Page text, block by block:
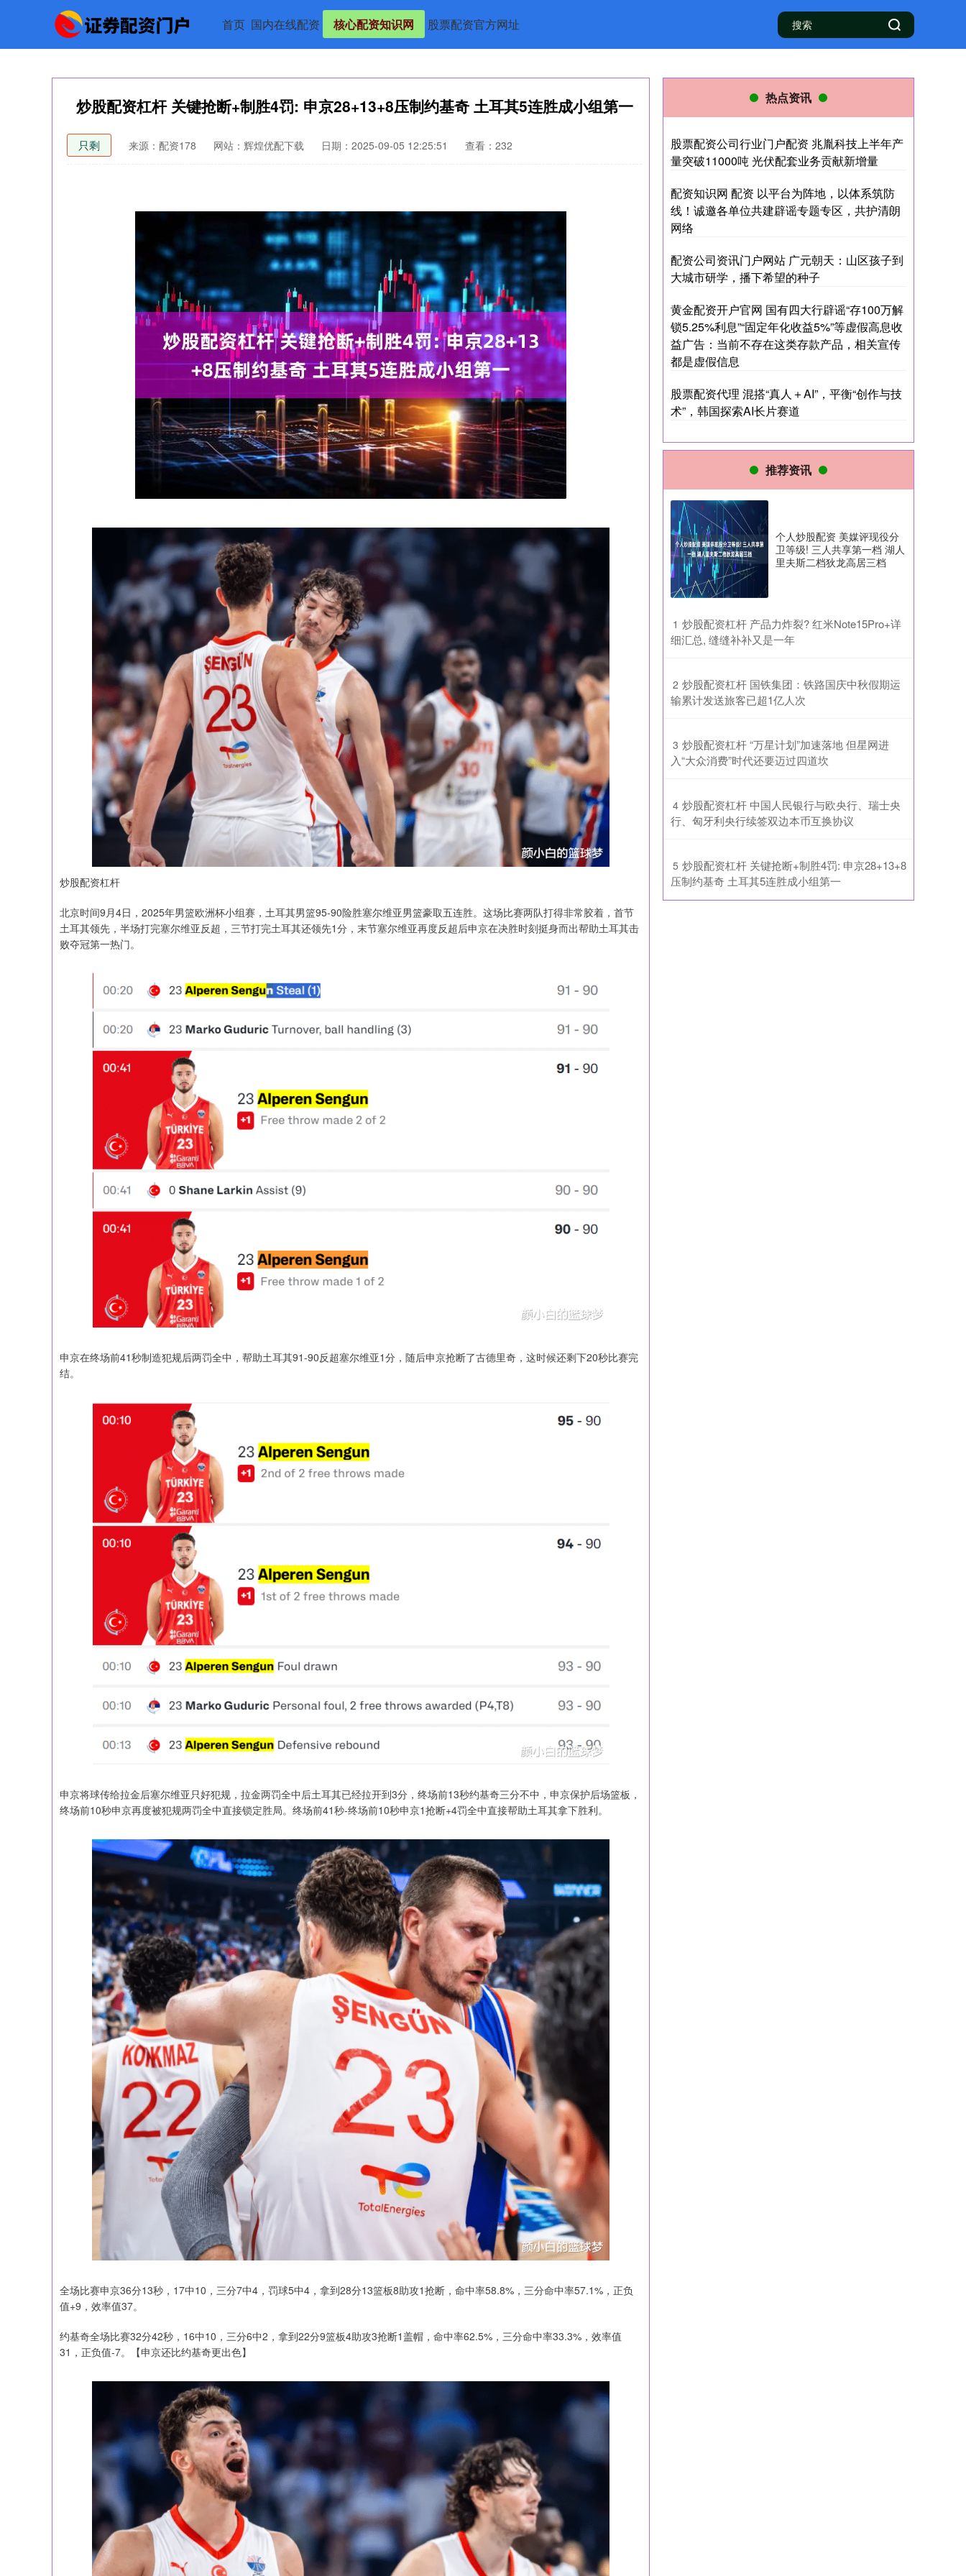
首页 国内在线配资 核心配资知识网 股票配资官方网址
炒股配资杠杆 关键抢断+制胜4罚: 申京28+13+8压制约基奇 土耳其5连胜成小组第一
只剩 来源：配资178 网站：辉煌优配下载 日期：2025-09-05 12:25:51 查看：232
炒股配资杠杆
北京时间9月4日，2025年男篮欧洲杯小组赛，土耳其男篮95-90险胜塞尔维亚男篮豪取五连胜。这场比赛两队打得非常胶着，首节
土耳其领先，半场打完塞尔维亚反超，三节打完土耳其还领先1分，末节塞尔维亚再度反超后申京在决胜时刻挺身而出帮助土耳其击
败夺冠第一热门。
申京在终场前41秒制造犯规后两罚全中，帮助土耳其91-90反超塞尔维亚1分，随后申京抢断了古德里奇，这时候还剩下20秒比赛完
结。
申京将球传给拉金后塞尔维亚只好犯规，拉金两罚全中后土耳其已经拉开到3分，终场前13秒约基奇三分不中，申京保护后场篮板，
终场前10秒申京再度被犯规两罚全中直接锁定胜局。终场前41秒-终场前10秒申京1抢断+4罚全中直接帮助土耳其拿下胜利。
全场比赛申京36分13秒，17中10，三分7中4，罚球5中4，拿到28分13篮板8助攻1抢断，命中率58.8%，三分命中率57.1%，正负
值+9，效率值37。
约基奇全场比赛32分42秒，16中10，三分6中2，拿到22分9篮板4助攻3抢断1盖帽，命中率62.5%，三分命中率33.3%，效率值
31，正负值-7。【申京还比约基奇更出色】
热点资讯
股票配资公司行业门户配资 兆胤科技上半年产
量突破11000吨 光伏配套业务贡献新增量
配资知识网 配资 以平台为阵地，以体系筑防
线！诚邀各单位共建辟谣专题专区，共护清朗
网络
配资公司资讯门户网站 广元朝天：山区孩子到
大城市研学，播下希望的种子
黄金配资开户官网 国有四大行辟谣“存100万解
锁5.25%利息”“固定年化收益5%”等虚假高息收
益广告：当前不存在这类存款产品，相关宣传
都是虚假信息
股票配资代理 混搭“真人＋AI”，平衡“创作与技
术”，韩国探索AI长片赛道
推荐资讯
个人炒股配资 美媒评现役分
卫等级! 三人共享第一档 湖人
里夫斯二档狄龙高居三档
1 ​炒股配资杠杆 产品力炸裂? 红米Note15Pro+详
细汇总, 缝缝补补又是一年
2 ​炒股配资杠杆 国铁集团：铁路国庆中秋假期运
输累计发送旅客已超1亿人次
3 ​炒股配资杠杆 “万星计划”加速落地 但星网进
入“大众消费”时代还要迈过四道坎
4 ​炒股配资杠杆 中国人民银行与欧央行、瑞士央
行、匈牙利央行续签双边本币互换协议
5 ​炒股配资杠杆 关键抢断+制胜4罚: 申京28+13+8
压制约基奇 土耳其5连胜成小组第一